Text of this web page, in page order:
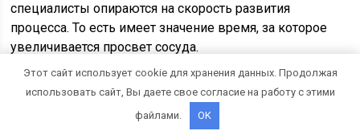
специалисты опираются на скорость развития
процесса. То есть имеет значение время, за которое
увеличивается просвет сосуда.
Причины развития аневризмы
Этот сайт использует cookie для хранения данных. Продолжая
использовать сайт, Вы даете свое согласие на работу с этими
файлами.
OK